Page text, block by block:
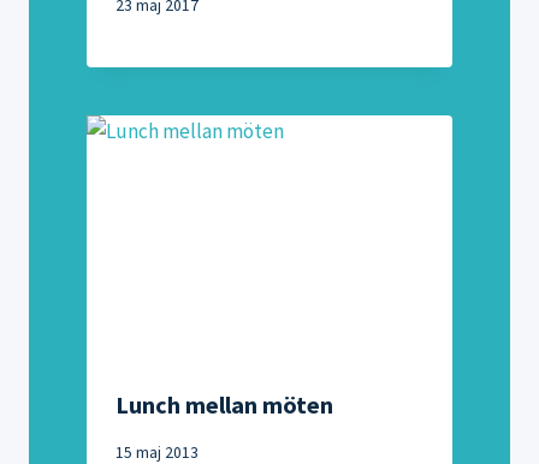
23 maj 2017
Lunch mellan möten
15 maj 2013